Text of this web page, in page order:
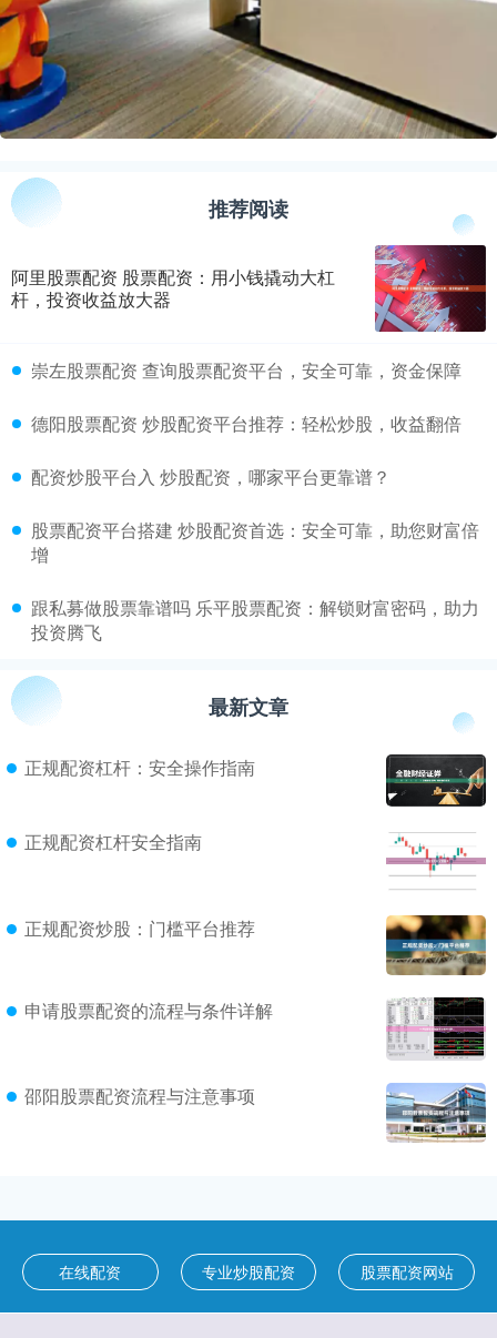
推荐阅读
阿里股票配资 股票配资：用小钱撬动大杠
杆，投资收益放大器
​崇左股票配资 查询股票配资平台，安全可靠，资金保障
​德阳股票配资 炒股配资平台推荐：轻松炒股，收益翻倍
​配资炒股平台入 炒股配资，哪家平台更靠谱？
​股票配资平台搭建 炒股配资首选：安全可靠，助您财富倍
增
​跟私募做股票靠谱吗 乐平股票配资：解锁财富密码，助力
投资腾飞
最新文章
正规配资杠杆：安全操作指南
正规配资杠杆安全指南
正规配资炒股：门槛平台推荐
申请股票配资的流程与条件详解
邵阳股票配资流程与注意事项
在线配资 专业炒股配资 股票配资网站